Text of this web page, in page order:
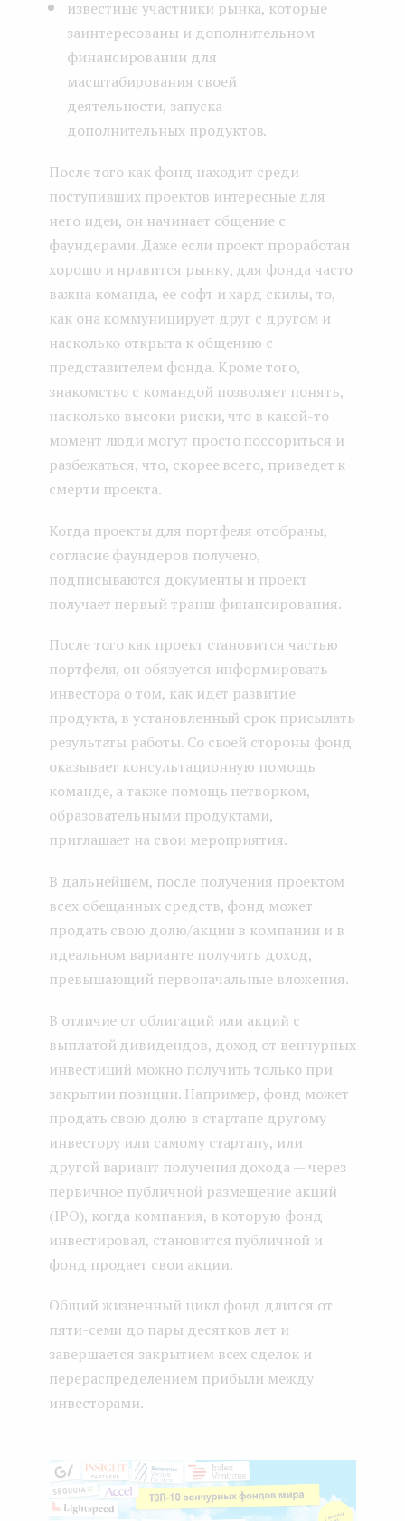
известные участники рынка, которые
заинтересованы и дополнительном
финансировании для
масштабирования своей
деятельности, запуска
дополнительных продуктов.
После того как фонд находит среди
поступивших проектов интересные для
него идеи, он начинает общение с
фаундерами. Даже если проект проработан
хорошо и нравится рынку, для фонда часто
важна команда, ее софт и хард скилы, то,
как она коммуницирует друг с другом и
насколько открыта к общению с
представителем фонда. Кроме того,
знакомство с командой позволяет понять,
насколько высоки риски, что в какой-то
момент люди могут просто поссориться и
разбежаться, что, скорее всего, приведет к
смерти проекта.
Когда проекты для портфеля отобраны,
согласие фаундеров получено,
подписываются документы и проект
получает первый транш финансирования.
После того как проект становится частью
портфеля, он обязуется информировать
инвестора о том, как идет развитие
продукта, в установленный срок присылать
результаты работы. Со своей стороны фонд
оказывает консультационную помощь
команде, а также помощь нетворком,
образовательными продуктами,
приглашает на свои мероприятия.
В дальнейшем, после получения проектом
всех обещанных средств, фонд может
продать свою долю/акции в компании и в
идеальном варианте получить доход,
превышающий первоначальные вложения.
В отличие от облигаций или акций с
выплатой дивидендов, доход от венчурных
инвестиций можно получить только при
закрытии позиции. Например, фонд может
продать свою долю в стартапе другому
инвестору или самому стартапу, или
другой вариант получения дохода — через
первичное публичной размещение акций
(IPO), когда компания, в которую фонд
инвестировал, становится публичной и
фонд продает свои акции.
Общий жизненный цикл фонд длится от
пяти-семи до пары десятков лет и
завершается закрытием всех сделок и
перераспределением прибыли между
инвесторами.